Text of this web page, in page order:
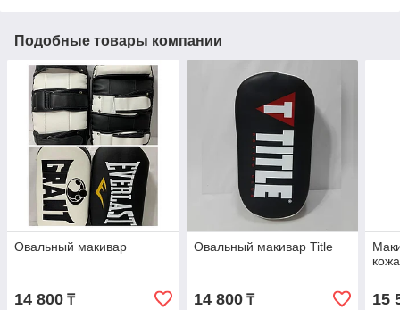
Подобные товары компании
Овальный макивар
14 800 ₸
Овальный макивар Title
14 800₸ 15